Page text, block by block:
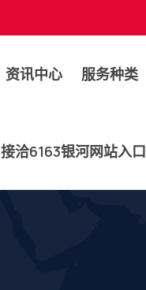
资讯中心 服务种类
接洽6163银河网站入口